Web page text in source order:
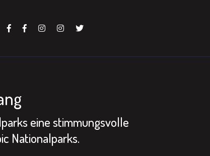
eine stimmungsvolle
Nationalparks.